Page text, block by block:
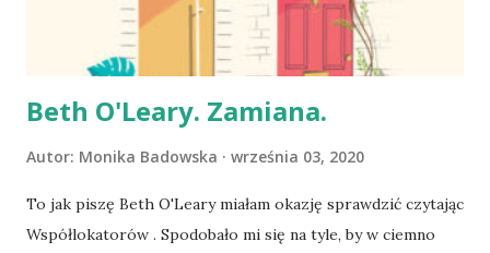
widzę to dziś, ponownie czytając o wędrówce Poldka i
Dudusia z ciotką Ulką) ...
Beth O'Leary. Zamiana.
Autor: Monika Badowska września 03, 2020
To jak piszę Beth O'Leary miałam okazję sprawdzić czytając
Współlokatorów . Spodobało mi się na tyle, by w ciemno